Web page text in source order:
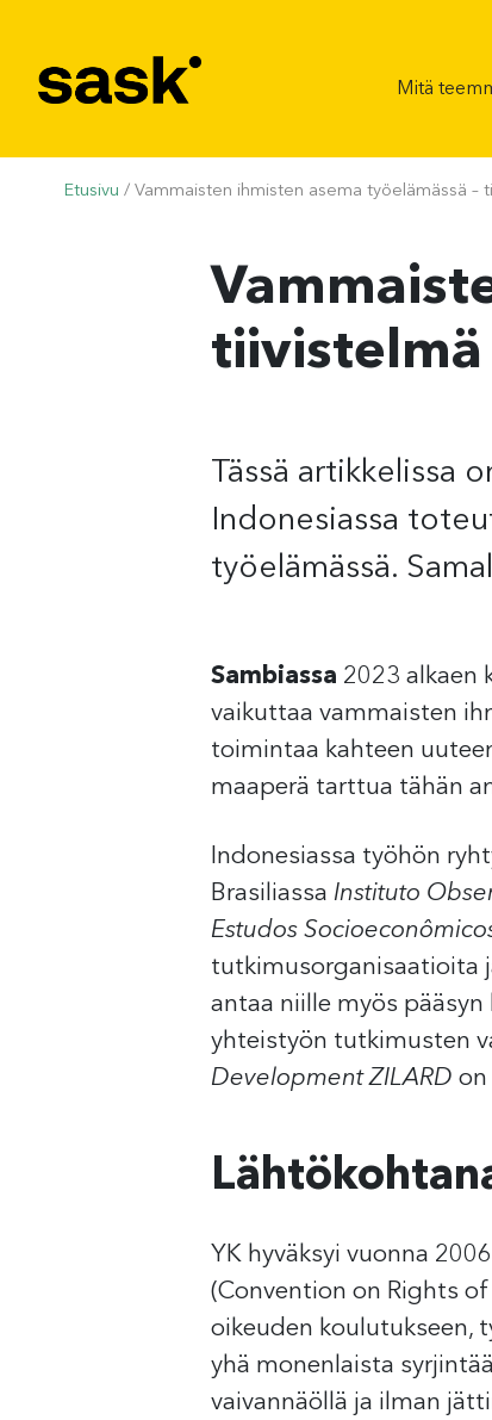
Mitä
Etusivu / Vammaisten ihmisten asema työelämässä –
Tässä artikkelissa
Indonesiassa
työelämässä.
Sambiassa 2023 alkaen
vaikuttaa vammaisten
toimintaa kahteen
maaperä tarttua tähän
Indonesiassa työhön
Brasiliassa Instituto
Estudos
tutkimusorganisaatioita
antaa niille myös
yhteistyön tutkimusten
Development ZILARD on
YK hyväksyi vuonna 2006
(Convention on Rights
oikeuden koulutukseen,
yhä monenlaista
vaivannäöllä ja ilman